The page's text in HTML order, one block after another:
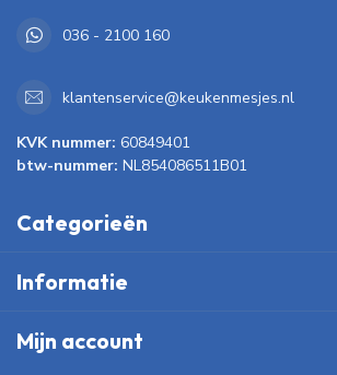
036 - 2100 160
klantenservice@keukenmesjes.nl
KVK nummer: 60849401
btw-nummer: NL854086511B01
Categorieën
Informatie
Mijn account